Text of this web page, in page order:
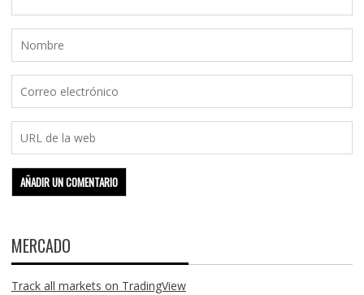
MERCADO
Track all markets on TradingView